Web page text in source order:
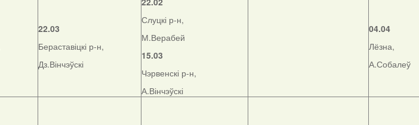
22.03
Бераставіцкі р-н,
Дз.Вінчэўскі
Слуцкі р-н,
М.Верабей
15.03
Чэрвенскі р-н,
А.Вінчэўскі
04.04
Лёзна,
А.Собалеў